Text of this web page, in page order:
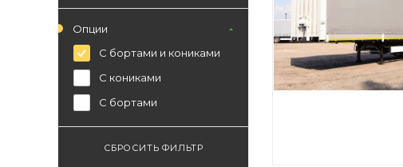
Опции
С бортами и кониками
C кониками
С бортами
СБРОСИТЬ ФИЛЬТР